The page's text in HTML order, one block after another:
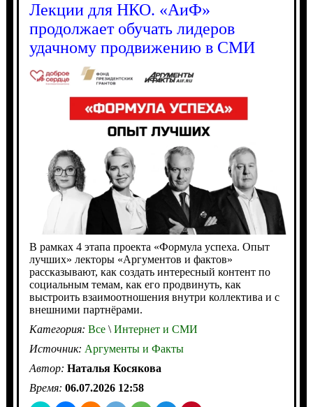
Лекции для НКО. «АиФ»
продолжает обучать лидеров
удачному продвижению в СМИ
В рамках 4 этапа проекта «Формула успеха. Опыт
лучших» лекторы «Аргументов и фактов»
рассказывают, как создать интересный контент по
социальным темам, как его продвинуть, как
выстроить взаимоотношения внутри коллектива и с
внешними партнёрами.
Категория: Все\Интернет и СМИ
Источник: Аргументы и Факты
Автор: Наталья Косякова
Время: 06.07.2026 12:58